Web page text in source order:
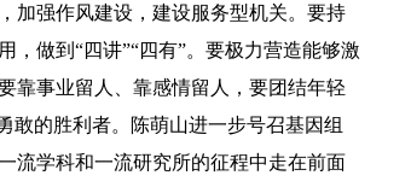
加强作风建设，建设服务型机关。要持
做到“四讲”“四有”。要极力营造能够激
靠事业留人、靠感情留人，要团结年轻
敢的胜利者。陈萌山进一步号召基因组
流学科和一流研究所的征程中走在前面